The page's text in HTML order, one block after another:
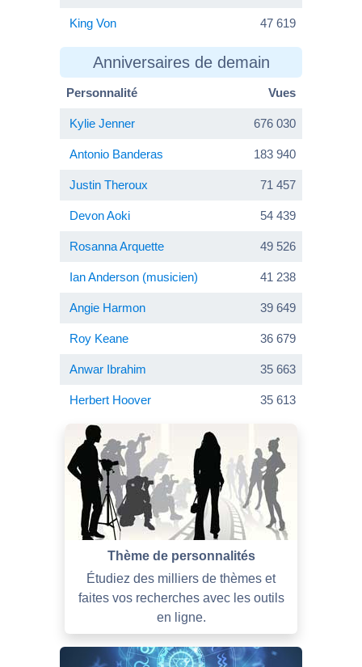
King Von 47 619
Anniversaires de demain
Personnalité Vues
Kylie Jenner 676 030
Antonio Banderas 183 940
Justin Theroux 71 457
Devon Aoki 54 439
Rosanna Arquette 49 526
Ian Anderson (musicien) 41 238
Angie Harmon 39 649
Roy Keane 36 679
Anwar Ibrahim 35 663
Herbert Hoover 35 613
Thème de personnalités
Étudiez des milliers de thèmes et
faites vos recherches avec les outils
en ligne.